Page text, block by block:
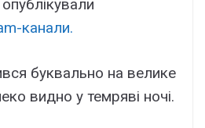
канали.
буквально на велике
видно у темряві ночі.